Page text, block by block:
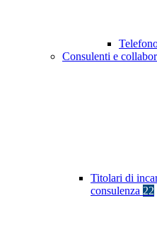
Consulenti e
Titolari di
consulenza 22